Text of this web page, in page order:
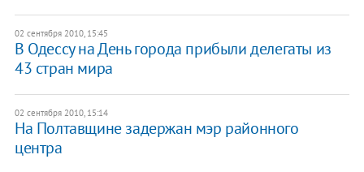
02 сентября 2010, 15:45
В Одессу на День города прибыли делегаты из
43 стран мира
02 сентября 2010, 15:14
На Полтавщине задержан мэр районного
центра